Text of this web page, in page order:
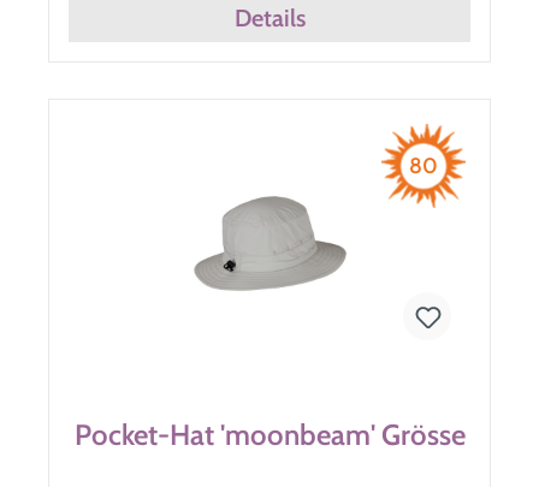
Details
80
Pocket-Hat 'moonbeam' Grösse